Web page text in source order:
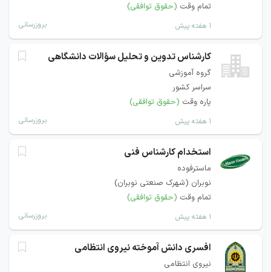
تمام وقت (حقوق توافقی)
۱ هفته پیش بروزرسانی
کارشناس تدوین و تحلیل سؤالات دانشگاهی
گروه آموزشی
سراسر کشور
پاره وقت (حقوق توافقی)
۱ هفته پیش بروزرسانی
استخدام کارشناس فنی
ماسترفوده
نوبران (شهرک صنعتی نوبران)
تمام وقت (حقوق توافقی)
۱ هفته پیش بروزرسانی
افسری دانش آموخته نیروی انتظامی
نیروی انتظامی